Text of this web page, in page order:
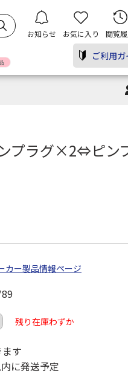
お知らせ お気に入り 閲覧
ご利用ガ
ンプラグ×2⇔ピ
カー製品情報ページ
残り在庫わずか
す
に発送予定